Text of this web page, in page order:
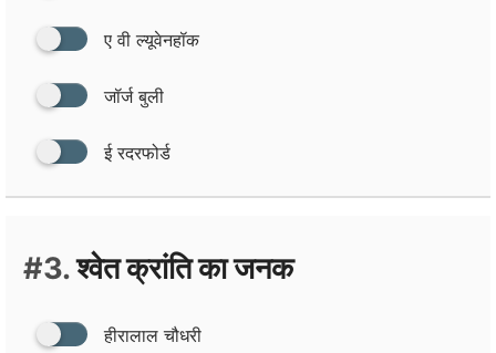
ए वी ल्‍यूवेनहॉक
जॉर्ज बुली
ई रदरफोर्ड
#3.श्‍वेत क्रांति का जनक
हीरालाल चौधरी